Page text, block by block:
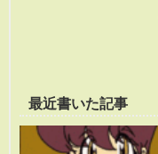
最近書いた記事